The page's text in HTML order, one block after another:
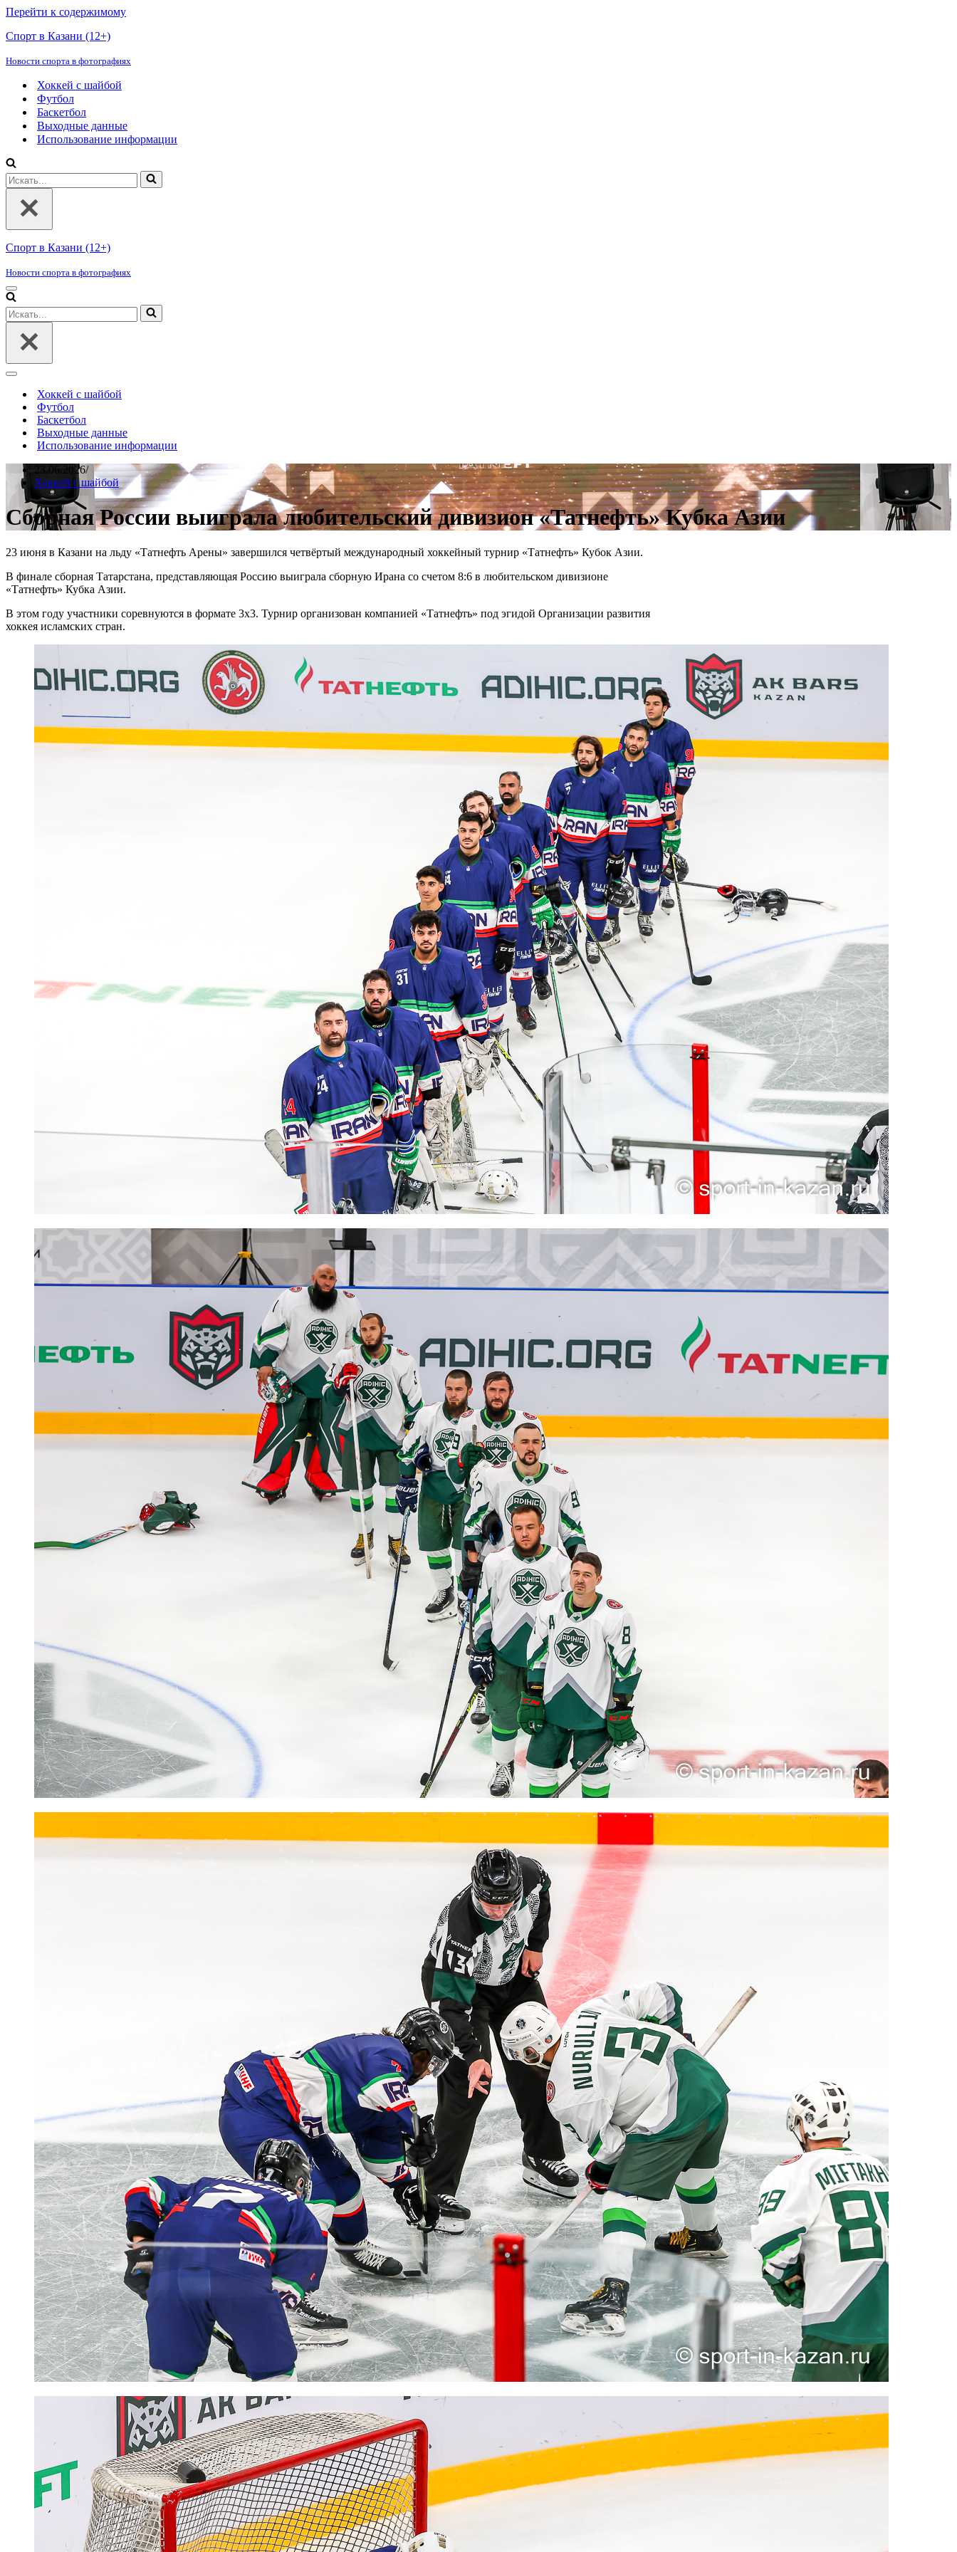
Перейти к содержимому
Спорт в Казани (12+)
Новости спорта в фотографиях
Хоккей с шайбой
Футбол
Баскетбол
Выходные данные
Использование информации
Искать...
Спорт в Казани (12+)
Новости спорта в фотографиях
Меню
навигации
Искать...
Меню
навигацииХоккей с шайбой
Футбол
Баскетбол
Выходные данные
Использование информации
23.06.2026
Хоккей с шайбой
Сборная России выиграла любительский дивизион «Татнефть» Кубка Азии
23 июня в Казани на льду «Татнефть Арены» завершился четвёртый международный хоккейный турнир «Татнефть» Кубок Азии.
В финале сборная Татарстана, представляющая Россию выиграла сборную Ирана со счетом 8:6 в любительском дивизионе
«Татнефть» Кубка Азии.
В этом году участники соревнуются в формате 3х3. Турнир организован компанией «Татнефть» под эгидой Организации развития
хоккея исламских стран.